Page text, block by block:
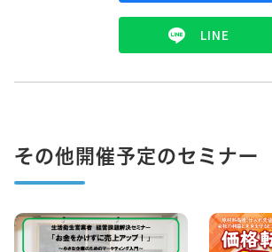
LINE
その他開催予定のセミナー